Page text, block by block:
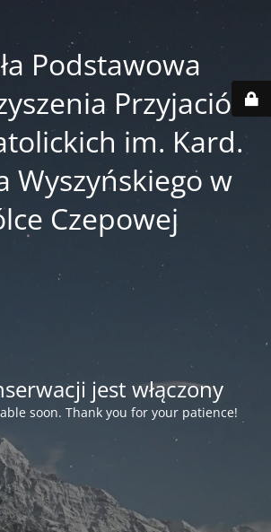
Podstawowa
Przyjaciół
im. Kard.
Wyszyńskiego w
Czepowej
jest włączony
soon. Thank you for your patience!